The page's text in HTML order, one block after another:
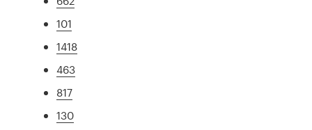
101
1418
463
817
130